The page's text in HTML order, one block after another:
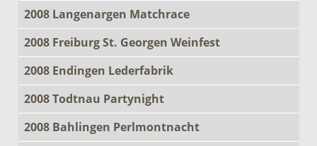
2008 Langenargen Matchrace
2008 Freiburg St. Georgen Weinfest
2008 Endingen Lederfabrik
2008 Todtnau Partynight
2008 Bahlingen Perlmontnacht